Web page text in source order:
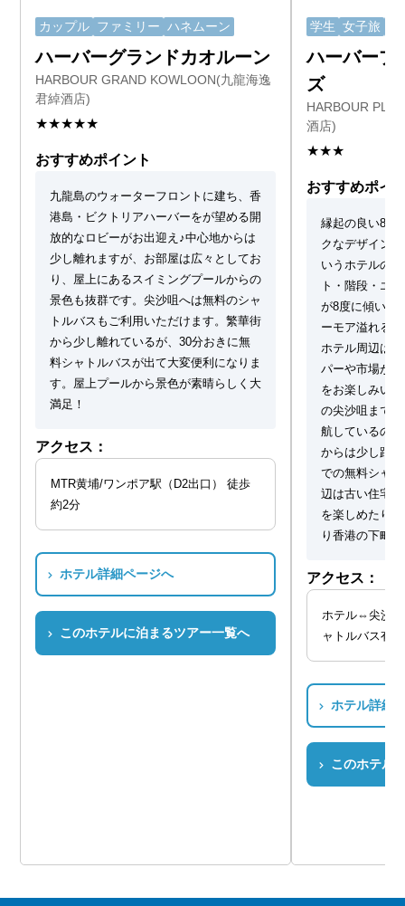
カップル ファミリー ハネムーン
ハーバーグランドカオルーン
HARBOUR GRAND KOWLOON(九龍海逸
君綽酒店)
★★★★★
おすすめポイント
九龍島のウォーターフロントに建ち、香
港島・ビクトリアハーバーをが望める開
放的なロビーがお出迎え♪中心地からは
少し離れますが、お部屋は広々としてお
り、屋上にあるスイミングプールからの
景色も抜群です。尖沙咀へは無料のシャ
トルバスもご利用いただけます。繁華街
から少し離れているが、30分おきに無
料シャトルバスが出て大変便利になりま
す。屋上プールから景色が素晴らしく大
満足！
アクセス：
MTR黄埔/ワンポア駅（D2出口） 徒歩
約2分
ホテル詳細ページへ
このホテルに泊まるツアー一覧へ
学生 女子旅
ハーバープ
ズ
HARBOUR
酒店)
★★★
おすすめポイ
縁起の良い8を
クなデザイン
いうホテルの
ト・階段・エ
が8度に傾いた
ーモア溢れる
ホテル周辺は
パーや市場が
をお楽しみい
の尖沙咀まで
航しているの
からは少し距
での無料シャ
辺は古い住宅
を楽しめたり
り香港の下町
アクセス：
ホテル⇔尖沙
ャトルバス有
ホテル詳細
このホテル